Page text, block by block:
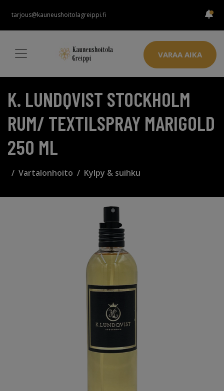
tarjous@kauneushoitolagreippi.fi
VARAA AIKA
K. LUNDQVIST STOCKHOLM
RUM/ TEXTILSPRAY MARIGOLD
250 ML
Vartalonhoito Kylpy & suihku